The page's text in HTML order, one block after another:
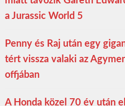
a Jurassic World 5
Penny és Raj után egy
tért vissza valaki az
offjában
A Honda közel 70 év után